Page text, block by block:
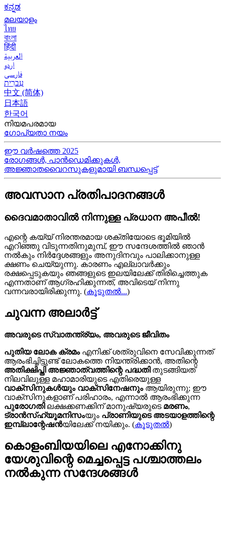
ಕನ್ನಡ
മലയാളം
ไทย
বাংলা
हिंदी
العربية
اردو
فارسی
עִברִית
中文 (简体)
日本語
한국어
നിയമപരമായ
ഗോപ്യതാ നയം
ഈ വർഷത്തെ 2025
രോഗങ്ങൾ, പാൻഡെമിക്കുകൾ,
അജ്ഞാതവൈറസുകളുമായി ബന്ധപ്പെട്ട്
അവസാന പ്രതിപാദനങ്ങൾ
ദൈവമാതാവിൽ നിന്നുള്ള പ്രധാന അപീൽ!
എന്റെ കയ്യ്‍ നിരന്തരമായ ശക്തിയോടെ ഭൂമിയിൽ
എറിഞ്ഞു വിടുന്നതിനുമുമ്പ്, ഈ സന്ദേശത്തിൽ ഞാൻ
നൽകും നിർദ്ദേശങ്ങളും അനുദിനവും പാലിക്കാനുള്ള
ക്ഷണം ചെയ്യുന്നു. കാരണം എല്ലാവർക്കും
രക്ഷപ്പെടുകയും ഞങ്ങളുടെ ഇലയിലേക്ക് തിരിച്ചെത്തുക
എന്നതാണ് ആഗ്രഹിക്കുന്നത്, അവിടെയ്‍ നിന്നു
വന്നവരായിരിക്കുന്നു. (കൂടുതൽ...)
ചുവന്ന അലാർട്ട്
അവരുടെ സ്വാതന്ത്ര്യം, അവരുടെ ജീവിതം
പുതിയ ലോക ക്രമംഎനിക്ക് ശത്രുവിനെ സേവിക്കുന്നത്
ആരംഭിച്ചിട്ടുണ്ട് ലോകത്തെ നിയന്ത്രിക്കാൻ, അതിന്റെ
അതിക്ഷിപ്തി അജ്ഞാത്വത്തിന്റെ പദ്ധതിതുടങ്ങിയത്
നിലവിലുള്ള മഹാമാരിയുടെ എതിരെയുള്ള
വാക്സിനുകൾയും വാക്സിനേഷനുംആയിരുന്നു; ഈ
വാക്സിനുകളാണ് പരിഹാരം, എന്നാൽ ആരംഭിക്കുന്ന
പുരോഗതിലക്ഷക്കണക്കിന് മാനുഷ്യരുടെ മരണം,
ട്രാൻസ്ഹ്യൂമനിസംയും പ്രാണിയുടെ അടയാളത്തിന്റെ
ഇമ്പ്ലാന്റേഷൻയിലേക്ക് നയിക്കും. (കൂടുതൽ)
കൊളംബിയയിലെ എനോക്കിനു
യേശുവിന്റെ മെച്ചപ്പെട്ട പശ്ചാത്തലം
നൽകുന്ന സന്ദേശങ്ങള്‍